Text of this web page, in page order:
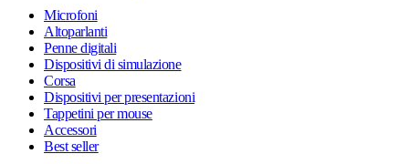
Microfoni
Altoparlanti
Penne digitali
Dispositivi di simulazione
Corsa
Dispositivi per presentazioni
Tappetini per mouse
Accessori
Best seller